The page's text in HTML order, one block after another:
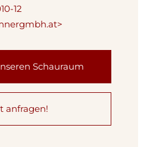
12
Schauraum
anfragen!